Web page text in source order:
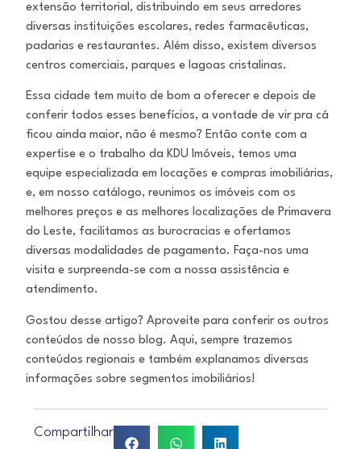
extensão territorial, distribuindo em seus arredores
diversas instituições escolares, redes farmacêuticas,
padarias e restaurantes. Além disso, existem diversos
centros comerciais, parques e lagoas cristalinas.
Essa cidade tem muito de bom a oferecer e depois de
conferir todos esses benefícios, a vontade de vir pra cá
ficou ainda maior, não é mesmo? Então conte com a
expertise e o trabalho da KDU Imóveis, temos uma
equipe especializada em locações e compras imobiliárias,
e, em nosso catálogo, reunimos os imóveis com os
melhores preços e as melhores localizações de Primavera
do Leste, facilitamos as burocracias e ofertamos
diversas modalidades de pagamento. Faça-nos uma
visita e surpreenda-se com a nossa assistência e
atendimento.
Gostou desse artigo? Aproveite para conferir os outros
conteúdos de nosso blog. Aqui, sempre trazemos
conteúdos regionais e também explanamos diversas
informações sobre segmentos imobiliários!
Compartilhar